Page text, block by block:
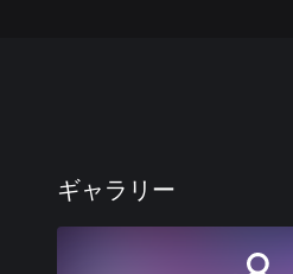
ギャラリー